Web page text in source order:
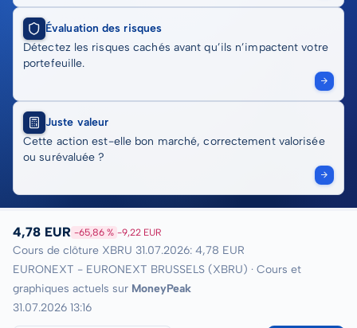
Évaluation des risques
Détectez les risques cachés avant qu’ils n’impactent votre
portefeuille.
Juste valeur
Cette action est-elle bon marché, correctement valorisée
ou surévaluée ?
4,78 EUR -65,86 % -9,22 EUR
Cours de clôture XBRU 31.07.2026: 4,78 EUR
EURONEXT - EURONEXT BRUSSELS (XBRU) · Cours et
graphiques actuels sur MoneyPeak
31.07.2026 13:16